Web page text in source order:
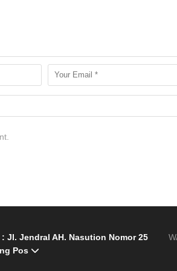
Jl. Jendral AH. Nasution Nomor 25
Pos